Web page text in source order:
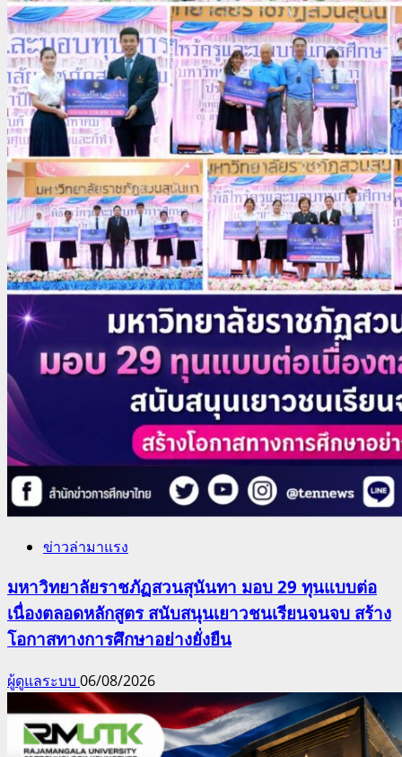
ข่าวล่ามาแรง
มหาวิทยาลัยราชภัฏสวนสุนันทา มอบ 29 ทุนแบบต่อ
เนื่องตลอดหลักสูตร สนับสนุนเยาวชนเรียนจนจบ สร้าง
โอกาสทางการศึกษาอย่างยั่งยืน
ผู้ดูแลระบบ 06/08/2026